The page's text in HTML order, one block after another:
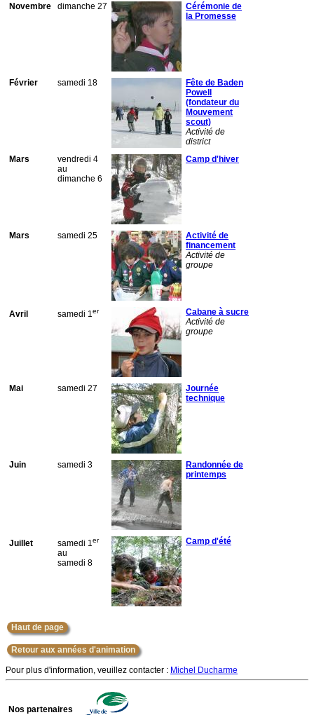
Novembre dimanche 27
Cérémonie de
la Promesse
Février samedi 18
Fête de Baden
Powell
(fondateur du
Mouvement
scout)
Activité de
district
Mars
vendredi 4
au
dimanche 6
Camp d'hiver
Mars samedi 25
Activité de
financement
Activité de
groupe
Avril samedi 1 er
Cabane à sucre
Activité de
groupe
Mai samedi 27
Journée
technique
Juin samedi 3
Randonnée de
printemps
Juillet samedi 1 er
au
samedi 8
Camp d'été
Haut de page
Retour aux années d'animation
Pour plus d'information, veuillez contacter : Michel Ducharme
Nos partenaires